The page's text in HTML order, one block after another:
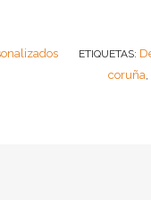
ETIQUETAS:
coruña